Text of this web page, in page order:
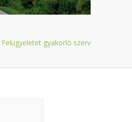
Felügyeletet gyakorló szerv